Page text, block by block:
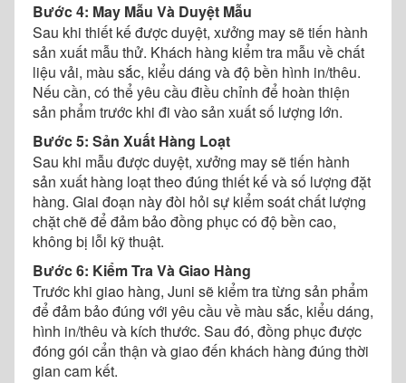
Bước 4: May Mẫu Và Duyệt Mẫu
Sau khi thiết kế được duyệt, xưởng may sẽ tiến hành
sản xuất mẫu thử. Khách hàng kiểm tra mẫu về chất
liệu vải, màu sắc, kiểu dáng và độ bền hình in/thêu.
Nếu cần, có thể yêu cầu điều chỉnh để hoàn thiện
sản phẩm trước khi đi vào sản xuất số lượng lớn.
Bước 5: Sản Xuất Hàng Loạt
Sau khi mẫu được duyệt, xưởng may sẽ tiến hành
sản xuất hàng loạt theo đúng thiết kế và số lượng đặt
hàng. Giai đoạn này đòi hỏi sự kiểm soát chất lượng
chặt chẽ để đảm bảo đồng phục có độ bền cao,
không bị lỗi kỹ thuật.
Bước 6: Kiểm Tra Và Giao Hàng
Trước khi giao hàng, Juni sẽ kiểm tra từng sản phẩm
để đảm bảo đúng với yêu cầu về màu sắc, kiểu dáng,
hình in/thêu và kích thước. Sau đó, đồng phục được
đóng gói cẩn thận và giao đến khách hàng đúng thời
gian cam kết.